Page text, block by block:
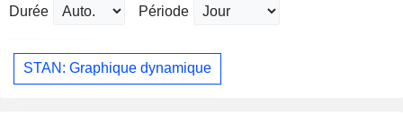
Durée Période
STAN: Graphique dynamique